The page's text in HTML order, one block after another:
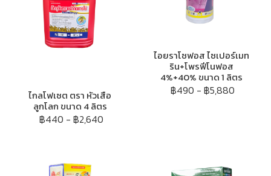
ไกลโฟเซต ตรา หัวเสือ
ลูกโลก ขนาด 4 ลิตร
฿440 - ฿2,640
ไอยราโซฟอส ไซเปอร์เมท
ริน+โพรฟีโนฟอส
4%+40% ขนาด 1 ลิตร
฿490 - ฿5,880